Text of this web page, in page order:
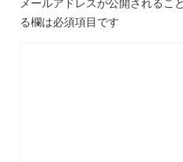
る欄は必須項目です